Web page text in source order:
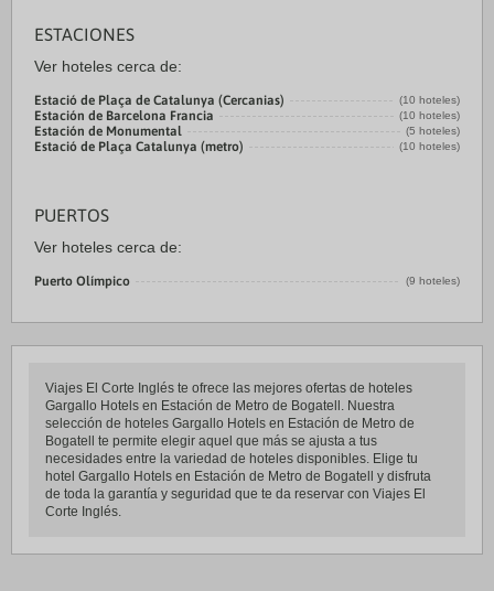
ESTACIONES
Ver hoteles cerca de:
Estació de Plaça de Catalunya (Cercanias) (10 hoteles)
Estación de Barcelona Francia (10 hoteles)
Estación de Monumental (5 hoteles)
Estació de Plaça Catalunya (metro) (10 hoteles)
PUERTOS
Ver hoteles cerca de:
Puerto Olímpico (9 hoteles)
Viajes El Corte Inglés te ofrece las mejores ofertas de hoteles
Gargallo Hotels en Estación de Metro de Bogatell. Nuestra
selección de hoteles Gargallo Hotels en Estación de Metro de
Bogatell te permite elegir aquel que más se ajusta a tus
necesidades entre la variedad de hoteles disponibles. Elige tu
hotel Gargallo Hotels en Estación de Metro de Bogatell y disfruta
de toda la garantía y seguridad que te da reservar con Viajes El
Corte Inglés.